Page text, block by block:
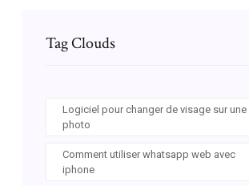
Tag Clouds
Logiciel pour changer de visage sur une
photo
Comment utiliser whatsapp web avec
iphone